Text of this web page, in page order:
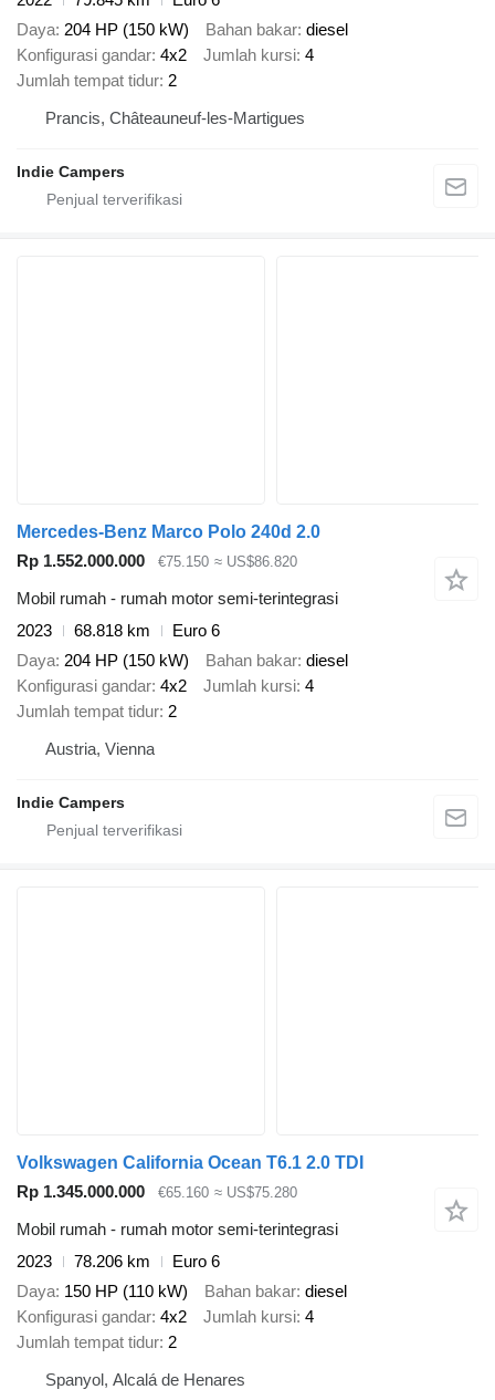
Daya 204 HP (150 kW) Bahan bakar diesel
Konfigurasi gandar 4x2 Jumlah kursi 4
Jumlah tempat tidur 2
Prancis, Châteauneuf-les-Martigues
Indie Campers
Mercedes-Benz Marco Polo 240d 2.0
Rp 1.552.000.000
€75.150 ≈ US$86.820
Mobil rumah - rumah motor semi-terintegrasi
2023
68.818 km
Euro 6
Daya 204 HP (150 kW) Bahan bakar diesel
Konfigurasi gandar 4x2 Jumlah kursi 4
Jumlah tempat tidur 2
Austria, Vienna
Indie Campers
Volkswagen California Ocean T6.1 2.0 TDI
Rp 1.345.000.000
€65.160 ≈ US$75.280
Mobil rumah - rumah motor semi-terintegrasi
2023
78.206 km
Euro 6
Daya 150 HP (110 kW) Bahan bakar diesel
Konfigurasi gandar 4x2 Jumlah kursi 4
Jumlah tempat tidur 2
Spanyol, Alcalá de Henares